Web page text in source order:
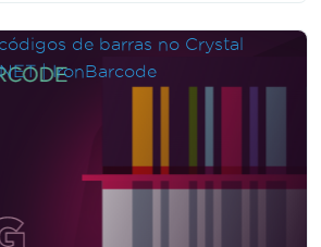
geração de códigos de barras